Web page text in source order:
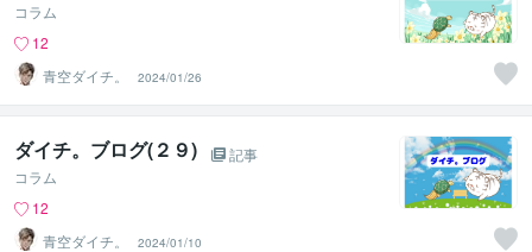
コラム
12
青空ダイチ。
2024/01/26
ダイチ。ブログ(２９)
記事
コラム
12
青空ダイチ。
2024/01/10